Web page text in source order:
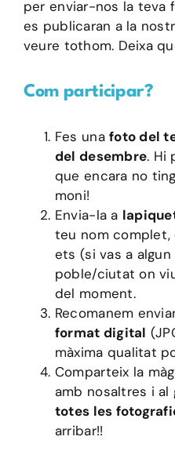
per enviar-nos la teva
es publicaran a la
veure tothom. Deixa
Com participar?
Fes unafoto del
del desembre. Hi
que encara no
moni!
Envia-la a
teu nom complet,
ets (si vas a
poble/ciutat on
del moment.
Recomanem
format digital
màxima qualitat
Comparteix la
amb nosaltres i al
totes les
arribar!!